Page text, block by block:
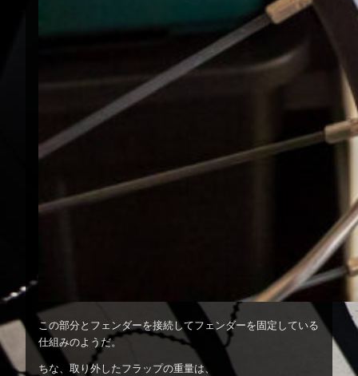
この部分とフェンダーを接続してフェンダーを固定している
仕組みのようだ。
ちな、取り外したフラップの重量は、